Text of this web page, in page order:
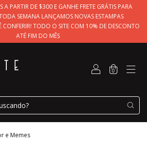
A PARTIR DE $300 E GANHE FRETE GRÁTIS PARA
SEMANA LANÇAMOS NOVAS ESTAMPAS
CONFERIR! TODO O SITE COM 10% DE DESCONTO
ATÉ FIM DO MÊS
0
e Memes